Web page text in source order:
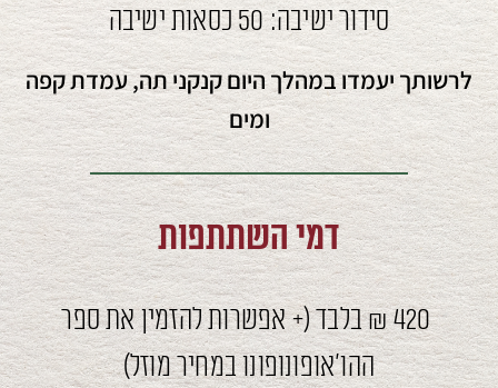
סידור ישיבה: 50 כסאות ישיבה
לרשותך יעמדו במהלך היום קנקני תה, עמדת קפה
ומים
דמי השתתפות
420 ₪ בלבד (+ אפשרות להזמין את ספר
ההו'אופונופונו במחיר מוזל)